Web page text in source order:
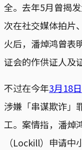
全。去年5月曾揭
次在社交媒体拍片
火后，潘焯鸿曾表
证会的作供证人及
不过在今年3月18日
涉嫌「串谋欺诈」
工。案情指，潘焯
（Lockill）申请